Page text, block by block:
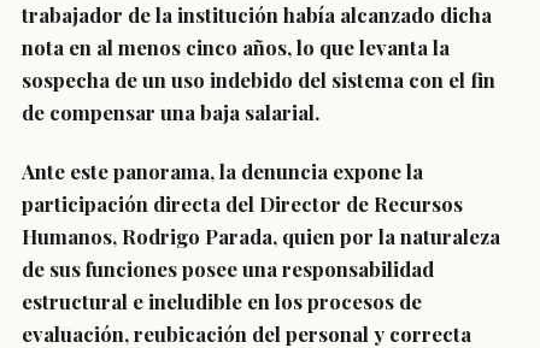
trabajador de la institución había alcanzado dicha
nota en al menos cinco años, lo que levanta la
sospecha de un uso indebido del sistema con el fin
de compensar una baja salarial.
Ante este panorama, la denuncia expone la
participación directa del Director de Recursos
Humanos, Rodrigo Parada, quien por la naturaleza
de sus funciones posee una responsabilidad
estructural e ineludible en los procesos de
evaluación, reubicación del personal y correcta